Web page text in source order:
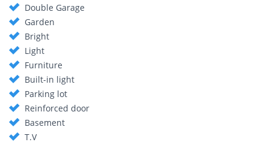
Double Garage
Garden
Bright
Light
Furniture
Built-in light
Parking lot
Reinforced door
Basement
T.V